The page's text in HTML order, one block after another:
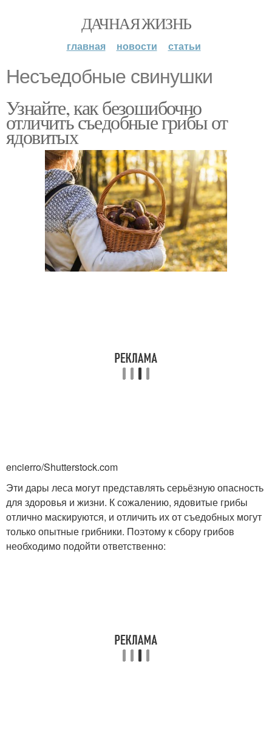
ДАЧНАЯ ЖИЗНЬ
главная новости статьи
Несъедобные свинушки
Узнайте, как безошибочно
отличить съедобные грибы от
ядовитых
encierro/Shutterstock.com
Эти дары леса могут представлять серьёзную опасность
для здоровья и жизни. К сожалению, ядовитые грибы
отлично маскируются, и отличить их от съедобных могут
только опытные грибники. Поэтому к сбору грибов
необходимо подойти ответственно: